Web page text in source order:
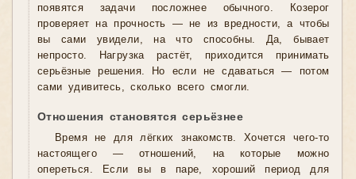
появятся задачи посложнее обычного. Козерог
проверяет на прочность — не из вредности, а чтобы
вы сами увидели, на что способны. Да, бывает
непросто. Нагрузка растёт, приходится принимать
серьёзные решения. Но если не сдаваться — потом
сами удивитесь, сколько всего смогли.
Отношения становятся серьёзнее
Время не для лёгких знакомств. Хочется чего-то
настоящего — отношений, на которые можно
опереться. Если вы в паре, хороший период для